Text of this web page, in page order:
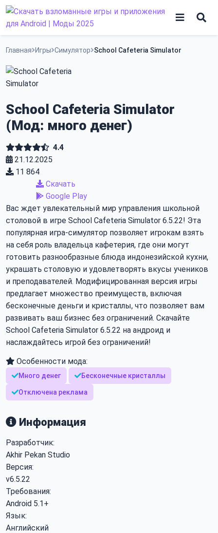
Skip
content
Игры
Программы
Главная Игры Симулятор School Cafeteria Simulator
School Cafeteria Simulator
(Мод: много денег)
4.4
21.12.2025
11 864
MOD
СИМУЛЯТОР
V6.5.22
Скачать
Google Play
Вас ждет увлекательный мир управления школьной
столовой в игре School Cafeteria Simulator 6.5.22! Эта
популярная игра-симулятор позволяет игрокам взять
на себя роль владельца кафетерия, где они могут
готовить разнообразные блюда индонезийской кухни,
украшать столовую и удовлетворять вкусы учеников
и преподавателей. Модифицированная версия игры
предлагает множество преимуществ, включая
бесконечные деньги и кристаллы, что позволяет вам
развивать ваш бизнес без ограничений. Скачайте
School Cafeteria Simulator 6.5.22 на андроид и
наслаждайтесь игрой без ограничений!
Особенности мода:
Много денег Бесконечные кристаллы
Отключена реклама
Информация
Разработчик:
Akhir Pekan Studio
Версия:
v6.5.22
Требования:
Android 5.1+
Язык:
Английский